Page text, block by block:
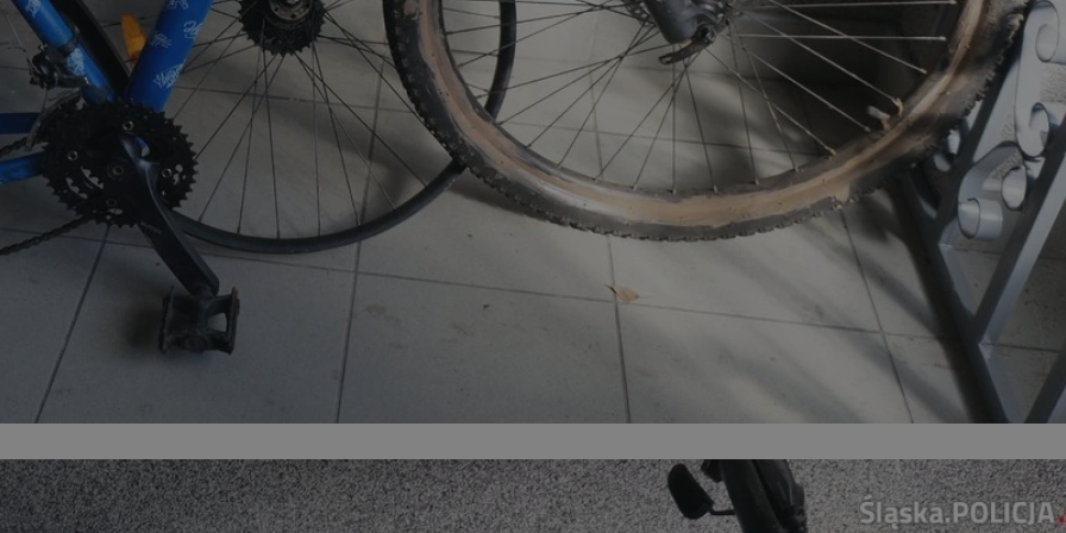
swiony.pl 1 rok
Ten plik cookie przechowuje identyfikator sesji.
swiony.pl 1 rok
Ten plik cookie przechowuje identyfikator sesji.
swiony.pl 1 rok
Ten plik cookie przechowuje identyfikator sesji.
CookieScript
swiony.pl
4 tygodnie 2 dni
Ten plik cookie jest używany przez usługę Cookie-
Script.com do zapamiętywania preferencji dotyczących
zgody użytkownika na pliki cookie. Jest to konieczne,
aby baner cookie Cookie-Script.com działał poprawnie.
YouTube
.youtube.com
5 miesięcy 4
tygodnie
Ten plik cookie przechowuje informacje o zgodzie
użytkownika oraz jego preferencjach dotyczących
prywatności podczas korzystania z witryny. Rejestruje
wybory dotyczące polityki prywatności i ustawień
zgody, zapewniając ich przestrzeganie w kolejnych
wizytach. Dzięki temu użytkownik nie musi ponownie
konfigurować swoich preferencji, co zwiększa wygodę i
Provider
Opis
OpenX
Technologies
Inc.
reklama.silnet.pl
1 rok
Powiązany z platformą reklamową banerów OpenX dla
wydawców. Rejestruje, czy zostały wyświetlone określone
reklamy. Podobno używane tylko do zwiększenia skuteczności,
a nie do kierowania na użytkowników. Jako plik cookie
Microsoft
Corporation
.c.bing.com
1 rok
Jest to własny plik cookie Microsoft MSN,
który zapewnia prawidłowe działanie tej
witryny.
Polityce prywatności Google